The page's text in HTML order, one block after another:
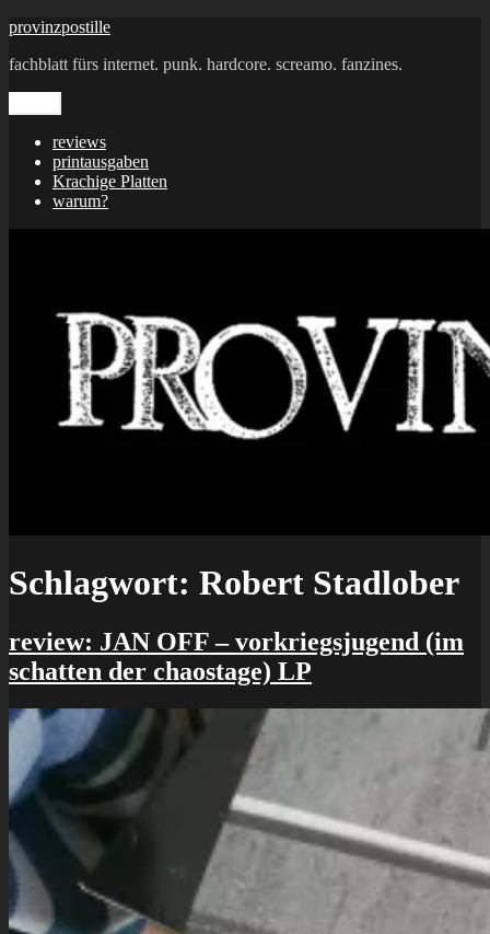
Zum
springen
provinzpostille
fachblatt fürs internet. punk. hardcore. screamo. fanzines.
reviews
printausgaben
Krachige Platten
warum?
Schlagwort: Robert Stadlober
review: JAN OFF – vorkriegsjugend (im
schatten der chaostage) LP